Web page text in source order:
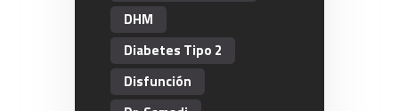
DHM
Diabetes Tipo 2
Disfunción